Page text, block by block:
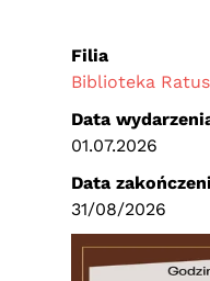
Filia
Biblioteka
Data
01.07.2026
Data
31/08/2026